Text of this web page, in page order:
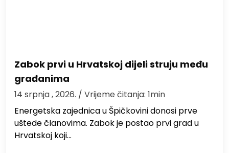
Zabok prvi u Hrvatskoj dijeli struju među
građanima
14 srpnja , 2026. / Vrijeme čitanja: 1min
Energetska zajednica u Špičkovini donosi prve
uštede članovima. Zabok je postao prvi grad u
Hrvatskoj koji…